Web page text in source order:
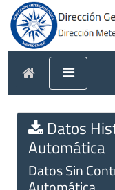
Datos
Automática
Datos Sin